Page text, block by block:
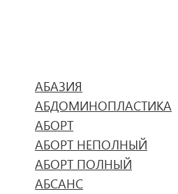
АБАЗИЯ
АБДОМИНОПЛАСТИКА
АБОРТ
АБОРТ НЕПОЛНЫЙ
АБОРТ ПОЛНЫЙ
АБСАНС